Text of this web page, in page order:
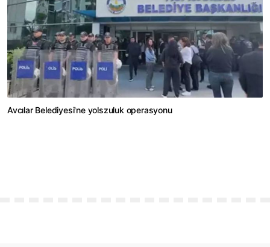
Avcılar Belediyesi'ne yolszuluk operasyonu